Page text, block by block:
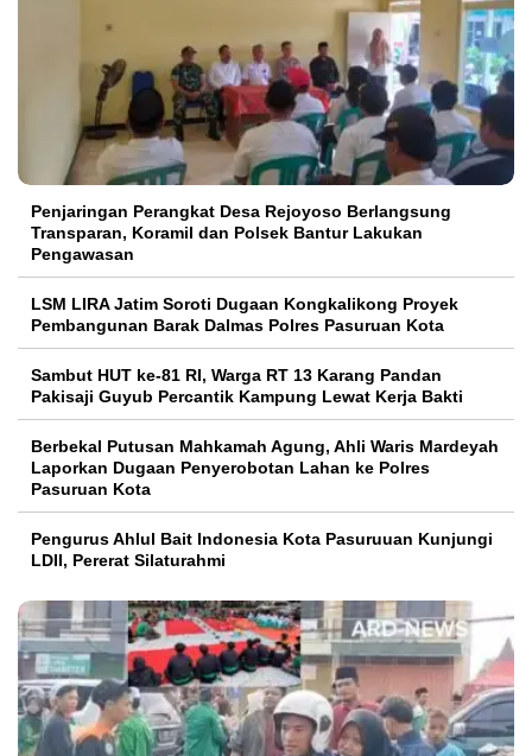
Penjaringan Perangkat Desa Rejoyoso Berlangsung
Transparan, Koramil dan Polsek Bantur Lakukan
Pengawasan
LSM LIRA Jatim Soroti Dugaan Kongkalikong Proyek
Pembangunan Barak Dalmas Polres Pasuruan Kota
Sambut HUT ke-81 RI, Warga RT 13 Karang Pandan
Pakisaji Guyub Percantik Kampung Lewat Kerja Bakti
Berbekal Putusan Mahkamah Agung, Ahli Waris Mardeyah
Laporkan Dugaan Penyerobotan Lahan ke Polres
Pasuruan Kota
Pengurus Ahlul Bait Indonesia Kota Pasuruuan Kunjungi
LDII, Pererat Silaturahmi